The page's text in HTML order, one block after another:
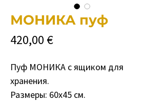
МОНИКА пуф
420,00 €Цена
Пуф МОНИКА с ящиком для
хранения.
Размеры: 60х45 см.